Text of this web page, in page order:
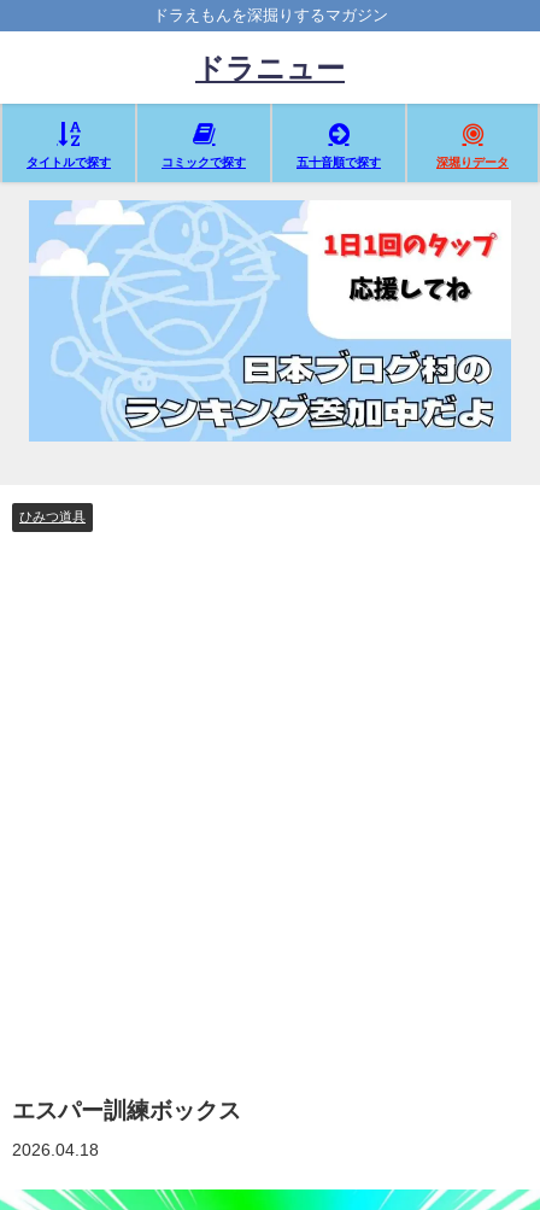
ドラえもんを深掘りするマガジン
ドラニュー
タイトルで探す コミックで探す 五十音順で探す 深堀りデータ
ひみつ道具
エスパー訓練ボックス
2026.04.18